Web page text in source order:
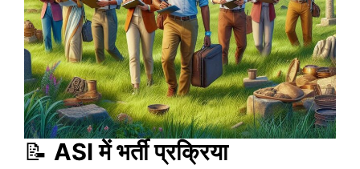
📝 ASI में भर्ती प्रक्रिया